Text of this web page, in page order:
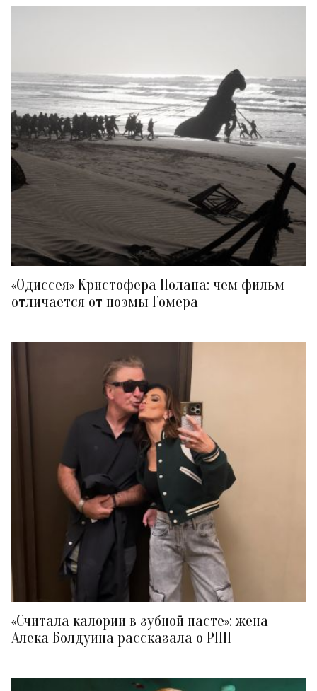
«Одиссея» Кристофера Нолана: чем фильм
отличается от поэмы Гомера
«Считала калории в зубной пасте»: жена
Алека Болдуина рассказала о РПП